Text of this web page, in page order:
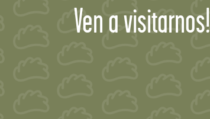
Ven a visitarnos!